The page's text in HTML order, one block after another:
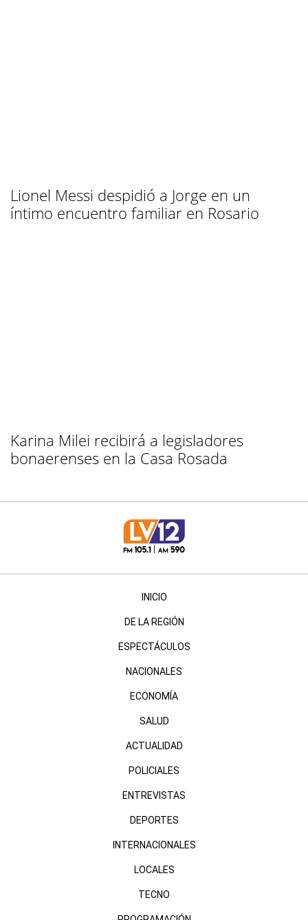
Lionel Messi despidió a Jorge en un
íntimo encuentro familiar en Rosario
Karina Milei recibirá a legisladores
bonaerenses en la Casa Rosada
INICIO
DE LA REGIÓN
ESPECTÁCULOS
NACIONALES
ECONOMÍA
SALUD
ACTUALIDAD
POLICIALES
ENTREVISTAS
DEPORTES
INTERNACIONALES
LOCALES
TECNO